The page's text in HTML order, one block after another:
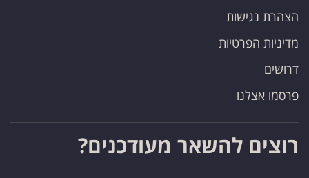
הצהרת נגישות
מדיניות הפרטיות
דרושים
פרסמו אצלנו
רוצים להשאר מעודכנים?